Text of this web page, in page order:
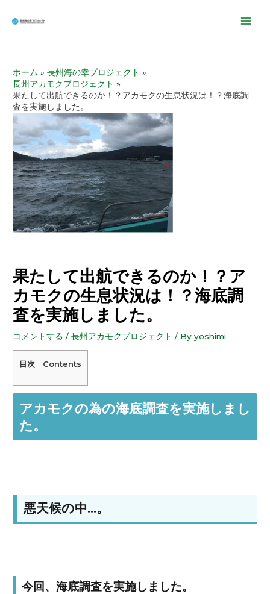
ホーム
長州海の幸プロジェクト
長州アカモクプロジェクト
果たして出航できるのか！？アカモクの生息状況は！？海底調
査を実施しました。
果たして出航できるのか！？ア
カモクの生息状況は！？海底調
査を実施しました。
コメントする /長州アカモクプロジェクト / Byyoshimi
目次 Contents
アカモクの為の海底調査を実施しまし
た。
悪天候の中…。
今回、海底調査を実施しました。